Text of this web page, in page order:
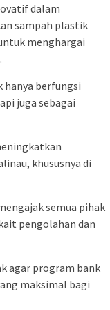
dalam
sampah plastik
menghargai
hanya berfungsi
juga sebagai
khususnya di
semua pihak
pengolahan dan
agar program bank
maksimal bagi